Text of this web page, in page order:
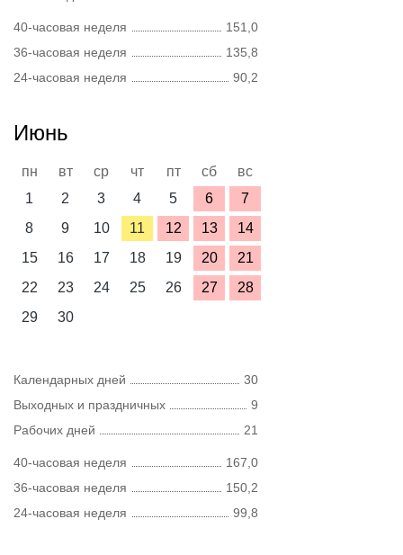
40-часовая неделя
151,0
36-часовая неделя
135,8
24-часовая неделя
90,2
Июнь
пн вт ср чт пт сб
вс
1
2 3 4 5 6
7
8
9 10 11 12 13
14
15
16 17 18 19 20
21
22
23 24 25 26 27
28
29
30
Календарных дней
30
Выходных и праздничных
9
Рабочих дней
21
40-часовая неделя
167,0
36-часовая неделя
150,2
24-часовая неделя
99,8